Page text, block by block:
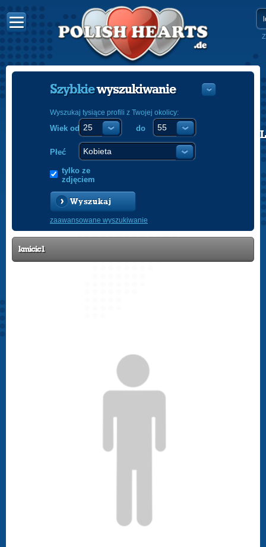
POLISH
Szybkiewyszukiwanie
Wyszukaj tysiące profili z Twojej okolicy:
Wiek od do
Płeć
tylko ze
zdjęciem
Wyszukaj
zaawansowane wyszukiwanie
kmicic1